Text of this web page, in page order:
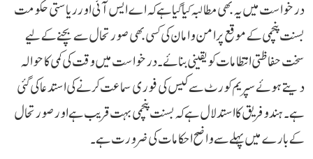
درخواست میں یہ بھی مطالبہ کیا گیا ہے کہ اے ایس آئی اور ریاستی حکومت
بسنت پنچمی کے موقع پر امن و امان کی کسی بھی صورتحال سے بچنے کے لیے
سخت حفاظتی انتظامات کو یقینی بنائے۔ درخواست میں وقت کی کمی کا حوالہ
دیتے ہوئے سپریم کورٹ سے کیس کی فوری سماعت کرنے کی استدعا کی گئی
ہے۔ ہندو فریق کا استدلال ہے کہ بسنت پنچمی بہت قریب ہے اور صورتحال
کے بارے میں پہلے سے واضح احکامات کی ضرورت ہے۔